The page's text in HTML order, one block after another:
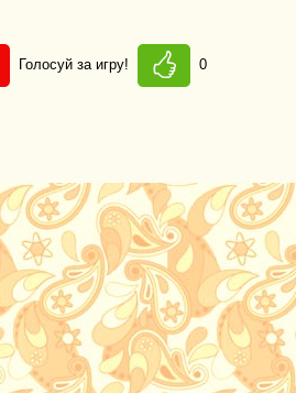
Голосуй за игру! 0